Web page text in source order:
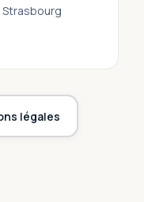
légales